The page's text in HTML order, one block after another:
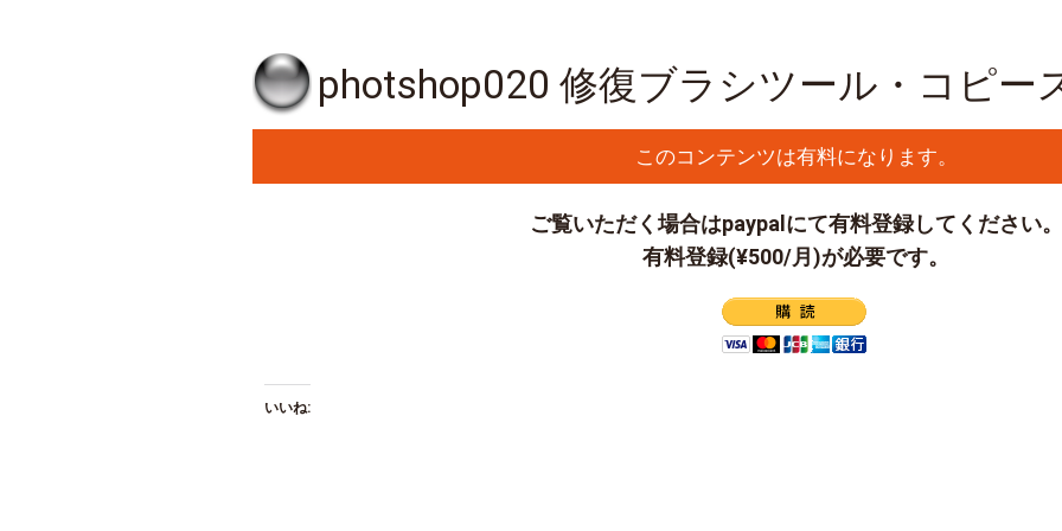
photshop020 修復ブラシツール・コピー
このコンテンツは有料になります。
ご覧いただく場合はpaypalにて有料登録してください。
有料登録(¥500/月)が必要です。
いいね: